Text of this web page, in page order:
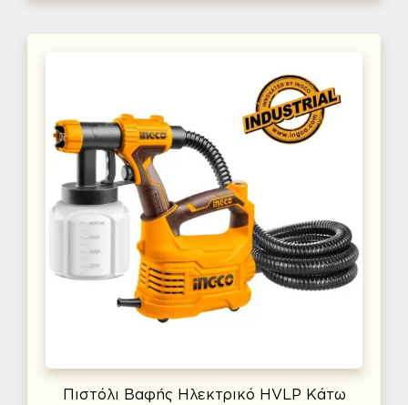
Πιστόλι Βαφής Ηλεκτρικό HVLP Κάτω